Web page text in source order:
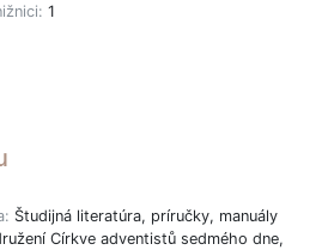
1
Študijná literatúra, príručky, manuály
Církve adventistů sedmého dne,